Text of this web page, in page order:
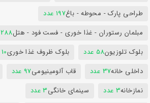
طراحی پارک - محوطه - باغ197 عدد
مبلمان رستوران - غذا خوری - فست فود - هتل288 عدد
بلوک تلوزیون58 عدد بلوک ظروف غذا خوری10 عدد
داخلی خانه37 عدد قاب آلومینیومی97 عدد
نمازخانه3 عدد سینمای خانگی3 عدد